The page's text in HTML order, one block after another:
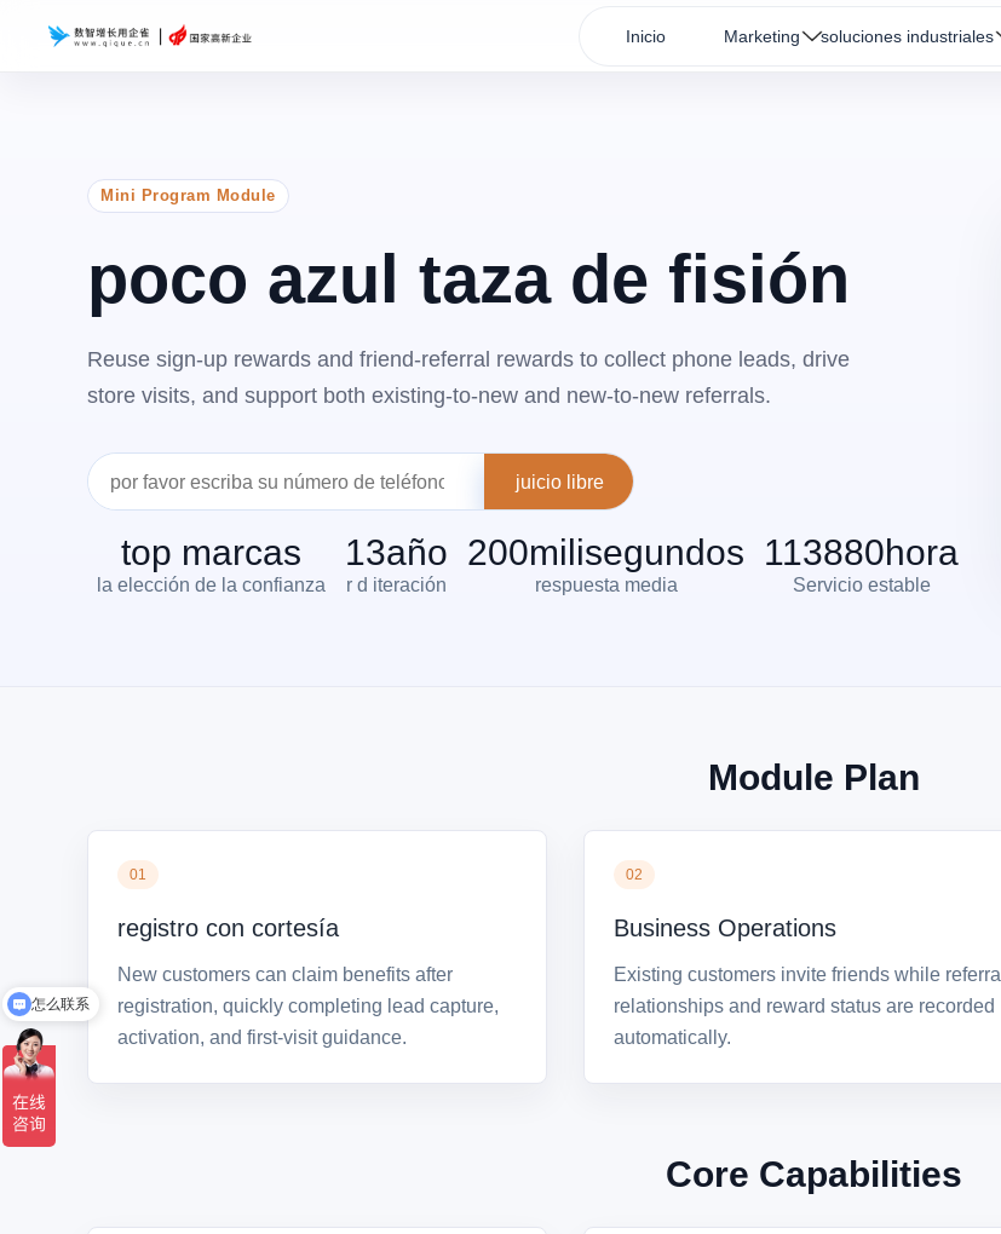
Inicio Marketing soluciones industriales
Mini Program Module
poco azul taza de fisión
Reuse sign-up rewards and friend-referral rewards to collect phone leads, drive
store visits, and support both existing-to-new and new-to-new referrals.
juicio libre
top marcas 13año 200milisegundos 113880hora
la elección de la confianza r d iteración respuesta media Servicio estable
Module Plan
01
registro con cortesía
New customers can claim benefits after
registration, quickly completing lead capture,
activation, and first-visit guidance.
02
Business Operations
Existing customers invite friends while referral
relationships and reward status are recorded
automatically.
Core Capabilities
发送资料